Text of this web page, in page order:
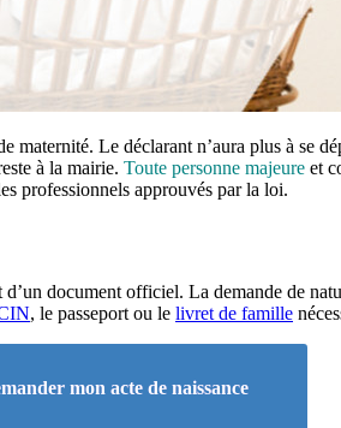
Le déclarant n’aura plus à se
à la mairie. Toute personne majeure et
professionnels approuvés par la loi.
document officiel. La demande de
, le passeport ou le livret de famille
mon acte de naissance